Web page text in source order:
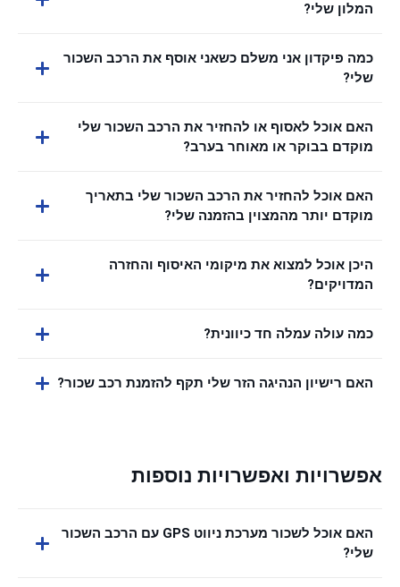
המלון שלי?
כמה פיקדון אני משלם כשאני אוסף את הרכב השכור
שלי?
האם אוכל לאסוף או להחזיר את הרכב השכור שלי
מוקדם בבוקר או מאוחר בערב?
האם אוכל להחזיר את הרכב השכור שלי בתאריך
מוקדם יותר מהמצוין בהזמנה שלי?
היכן אוכל למצוא את מיקומי האיסוף והחזרה
המדויקים?
כמה עולה עמלה חד כיוונית?
האם רישיון הנהיגה הזר שלי תקף להזמנת רכב שכור?
אפשרויות ואפשרויות נוספות
האם אוכל לשכור מערכת ניווט GPS עם הרכב השכור
שלי?